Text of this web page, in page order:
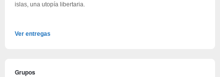
islas, una utopía libertaria.
Ver entregas
Grupos